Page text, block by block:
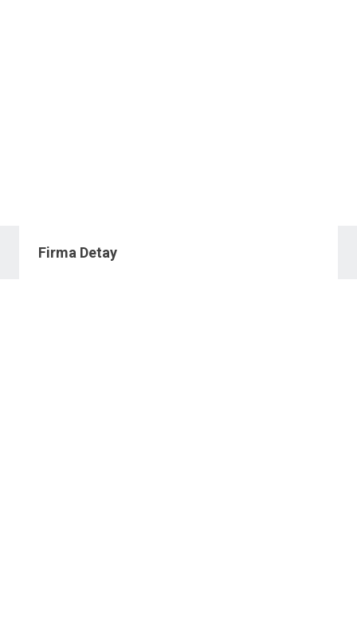
Firma Detay